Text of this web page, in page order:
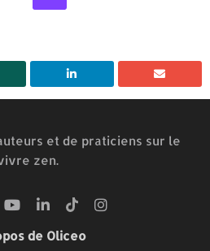
et de praticiens sur le
zen.
de Oliceo